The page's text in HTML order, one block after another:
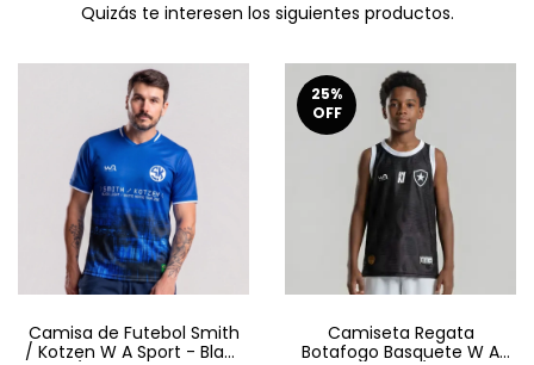
Quizás te interesen los siguientes productos.
Camisa de Futebol Smith
/ Kotzen W A Sport - Black
25%
OFF
Camiseta Regata
Botafogo Basquete W A